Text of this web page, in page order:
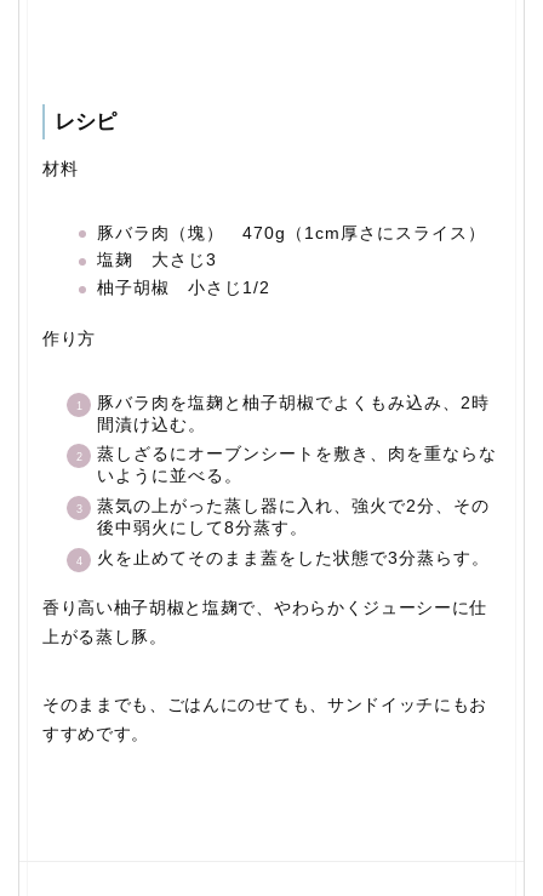
レシピ
材料
豚バラ肉（塊） 470g（1cm厚さにスライス）
塩麹 大さじ3
柚子胡椒 小さじ1/2
作り方
豚バラ肉を塩麹と柚子胡椒でよくもみ込み、2時
間漬け込む。
蒸しざるにオーブンシートを敷き、肉を重ならな
いように並べる。
蒸気の上がった蒸し器に入れ、強火で2分、その
後中弱火にして8分蒸す。
火を止めてそのまま蓋をした状態で3分蒸らす。
香り高い柚子胡椒と塩麹で、やわらかくジューシーに仕
上がる蒸し豚。
そのままでも、ごはんにのせても、サンドイッチにもお
すすめです。